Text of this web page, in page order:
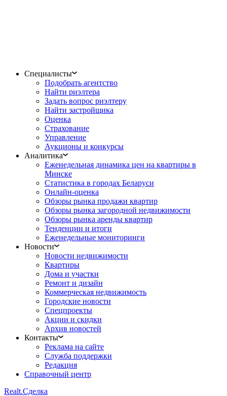
Специалисты
Подобрать агентство
Найти риэлтера
Задать вопрос риэлтеру
Найти застройщика
Оценка
Страхование
Управление
Аукционы и конкурсы
Аналитика
Еженедельная динамика цен на квартиры в
Минске
Статистика в городах Беларуси
Онлайн-оценка
Обзоры рынка продажи квартир
Обзоры рынка загородной недвижимости
Обзоры рынка аренды квартир
Тенденции и итоги
Еженедельные мониторинги
Новости
Новости недвижимости
Квартиры
Дома и участки
Ремонт и дизайн
Коммерческая недвижимость
Городские новости
Спецпроекты
Акции и скидки
Архив новостей
Контакты
Реклама на сайте
Служба поддержки
Редакция
Справочный центр
Realt.Сделка